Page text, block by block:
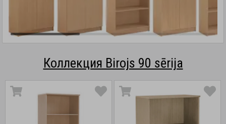
Коллекция Birojs 90 sērija